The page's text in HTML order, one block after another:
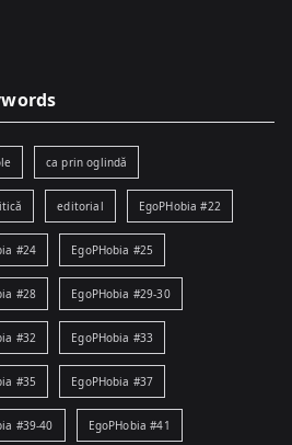
ca prin oglindă
editorial EgoPHobia #22
#24 EgoPHobia #25
#28 EgoPHobia #29-30
#32 EgoPHobia #33
#35 EgoPHobia #37
#39-40 EgoPHobia #41